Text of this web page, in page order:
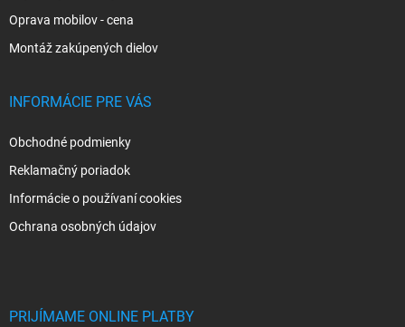
Oprava mobilov - cena
Montáž zakúpených dielov
INFORMÁCIE PRE VÁS
Obchodné podmienky
Reklamačný poriadok
Informácie o používaní cookies
Ochrana osobných údajov
PRIJÍMAME ONLINE PLATBY